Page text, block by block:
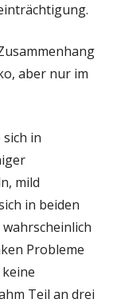
aber nur im
in
mild
in beiden
Probleme
Teil an drei